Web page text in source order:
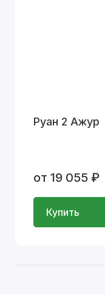
Руан 2 Ажур
от 19 055 ₽
Купить